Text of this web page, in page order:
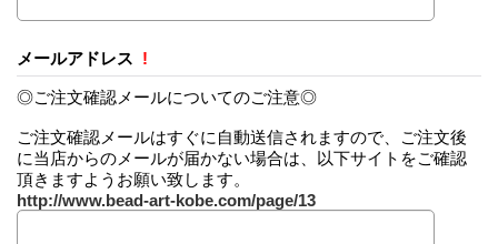
メールアドレス !
◎ご注文確認メールについてのご注意◎
ご注文確認メールはすぐに自動送信されますので、ご注文後
に当店からのメールが届かない場合は、以下サイトをご確認
頂きますようお願い致します。
http://www.bead-art-kobe.com/page/13